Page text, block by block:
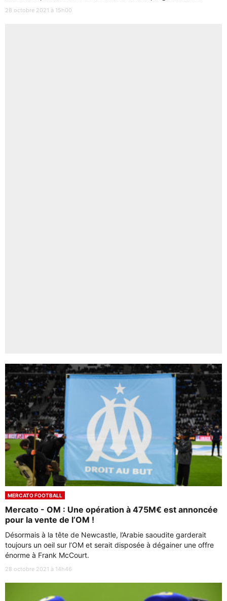
28 octobre 2021 à 15h00
MERCATO FOOTBALL
Mercato - OM : Une opération à 475M€ est annoncée
pour la vente de l’OM !
Désormais à la tête de Newcastle, l’Arabie saoudite garderait
toujours un oeil sur l’OM et serait disposée à dégainer une offre
énorme à Frank McCourt.
28 octobre 2021 à 14h46